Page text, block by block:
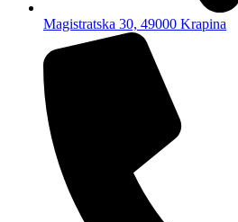
Magistratska 30, 49000 Krapina